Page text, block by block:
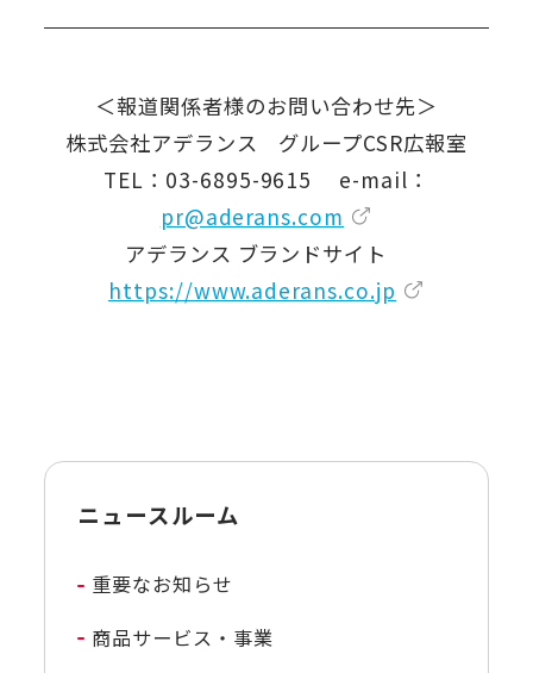
＜報道関係者様のお問い合わせ先＞
株式会社アデランス グループCSR広報室
TEL：03-6895-9615 e-mail：
pr@aderans.com
アデランス ブランドサイト
https://www.aderans.co.jp
ニュースルーム
重要なお知らせ
商品サービス・事業